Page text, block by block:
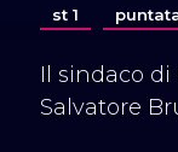
st 1
Il sindaco
Salvatore